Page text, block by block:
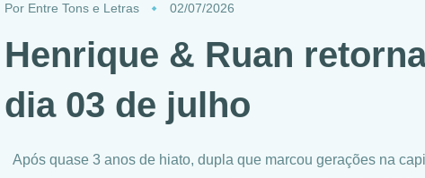
Por Entre Tons e Letras 02/07/2026
Henrique & Ruan
dia 03 de julho
Após quase 3 anos de hiato, dupla que marcou gerações na